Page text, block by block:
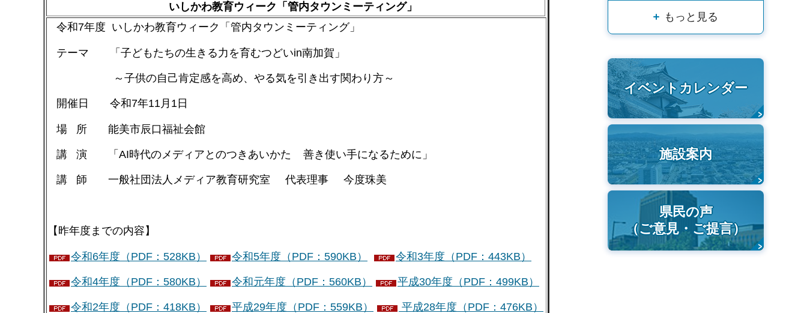
いしかわ教育ウィーク「管内タウンミーティング」
令和7年度 いしかわ教育ウィーク「管内タウンミーティング」
テーマ 「子どもたちの生きる力を育むつどいin南加賀」
～子供の自己肯定感を高め、やる気を引き出す関わり方～
開催日 令和7年11月1日
場 所 能美市辰口福祉会館
講 演 「AI時代のメディアとのつきあいかた 善き使い手になるために」
講 師 一般社団法人メディア教育研究室 代表理事 今度珠美
【昨年度までの内容】
令和6年度（PDF：528KB） 令和5年度（PDF：590KB） 令和3年度（PDF：443KB）
令和4年度（PDF：580KB） 令和元年度（PDF：560KB） 平成30年度（PDF：499KB）
令和2年度（PDF：418KB） 平成29年度（PDF：559KB） 平成28年度（PDF：476KB）
もっと見る
イベントカレンダー
施設案内
県民の声
（ご意見・ご提言）